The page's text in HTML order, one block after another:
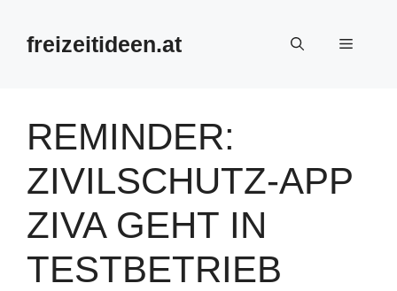
Inhalt
springenfreizeitideen.at Menü
REMINDER:
ZIVILSCHUTZ-APP
ZIVA GEHT IN
TESTBETRIEB